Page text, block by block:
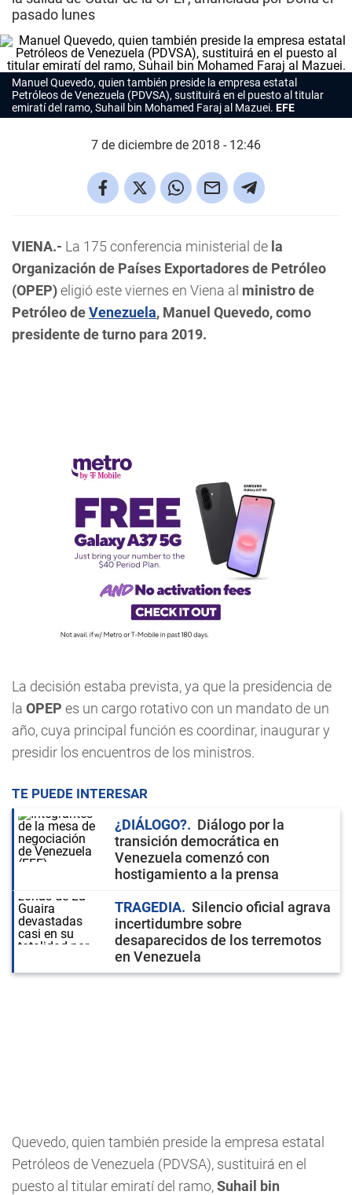
pasado lunes
Manuel Quevedo, quien también preside la empresa estatal
Petróleos de Venezuela (PDVSA), sustituirá en el puesto al titular
emiratí del ramo, Suhail bin Mohamed Faraj al Mazuei. EFE
7 de diciembre de 2018 - 12:46
VIENA.- La 175 conferencia ministerial de la
Organización de Países Exportadores de Petróleo
(OPEP)eligió este viernes en Viena al ministro de
Petróleo deVenezuela, Manuel Quevedo, como
presidente de turno para 2019.
La decisión estaba prevista, ya que la presidencia de
la OPEP es un cargo rotativo con un mandato de un
año, cuya principal función es coordinar, inaugurar y
presidir los encuentros de los ministros.
TE PUEDE INTERESAR
¿DIÁLOGO?
Diálogo por la
transición democrática en
Venezuela comenzó con
hostigamiento a la prensa
TRAGEDIA
Silencio oficial agrava
incertidumbre sobre
desaparecidos de los terremotos
en Venezuela
Quevedo, quien también preside la empresa estatal
Petróleos de Venezuela (PDVSA), sustituirá en el
puesto al titular emiratí del ramo,Suhail bin